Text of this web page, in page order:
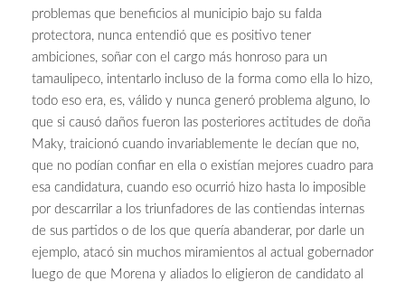
problemas que beneficios al municipio bajo su falda
protectora, nunca entendió que es positivo tener
ambiciones, soñar con el cargo más honroso para un
tamaulipeco, intentarlo incluso de la forma como ella lo hizo,
todo eso era, es, válido y nunca generó problema alguno, lo
que si causó daños fueron las posteriores actitudes de doña
Maky, traicionó cuando invariablemente le decían que no,
que no podían confiar en ella o existían mejores cuadro para
esa candidatura, cuando eso ocurrió hizo hasta lo imposible
por descarrilar a los triunfadores de las contiendas internas
de sus partidos o de los que quería abanderar, por darle un
ejemplo, atacó sin muchos miramientos al actual gobernador
luego de que Morena y aliados lo eligieron de candidato al